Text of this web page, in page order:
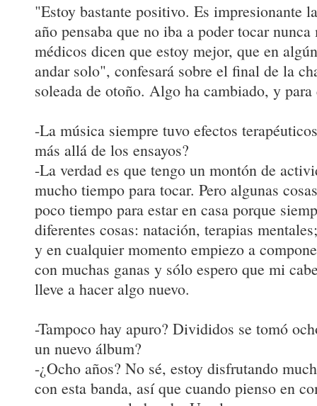
"Estoy bastante positivo. Es impresionante
año pensaba que no iba a poder tocar
médicos dicen que estoy mejor, que en
andar solo", confesará sobre el final de la
soleada de otoño. Algo ha cambiado, y
-La música siempre tuvo efectos
más allá de los ensayos?
-La verdad es que tengo un montón de
mucho tiempo para tocar. Pero algunas
poco tiempo para estar en casa porque
diferentes cosas: natación, terapias
y en cualquier momento empiezo a
con muchas ganas y sólo espero que mi
lleve a hacer algo nuevo.
-Tampoco hay apuro? Divididos se tomó
un nuevo álbum?
-¿Ocho años? No sé, estoy disfrutando
con esta banda, así que cuando pienso en